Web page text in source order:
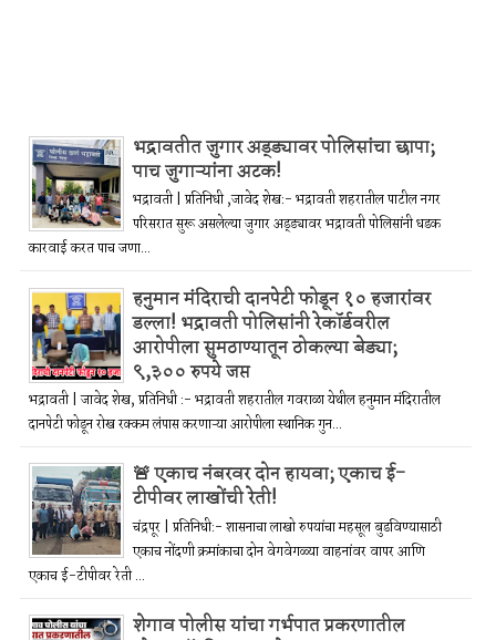
भद्रावतीत जुगार अड्ड्यावर पोलिसांचा छापा;
पाच जुगाऱ्यांना अटक!
भद्रावती | प्रतिनिधी ,जावेद शेख:- भद्रावती शहरातील पाटील नगर
परिसरात सुरू असलेल्या जुगार अड्ड्यावर भद्रावती पोलिसांनी धडक
कारवाई करत पाच जणा...
हनुमान मंदिराची दानपेटी फोडून १० हजारांवर
डल्ला! भद्रावती पोलिसांनी रेकॉर्डवरील
आरोपीला सुमठाण्यातून ठोकल्या बेड्या;
९,३०० रुपये जप्त
भद्रावती | जावेद शेख, प्रतिनिधी :- भद्रावती शहरातील गवराळा येथील हनुमान मंदिरातील
दानपेटी फोडून रोख रक्कम लंपास करणाऱ्या आरोपीला स्थानिक गुन...
🚨 एकाच नंबरवर दोन हायवा; एकाच ई-
टीपीवर लाखोंची रेती!
चंद्रपूर | प्रतिनिधी:- शासनाचा लाखो रुपयांचा महसूल बुडविण्यासाठी
एकाच नोंदणी क्रमांकाचा दोन वेगवेगळ्या वाहनांवर वापर आणि
एकाच ई-टीपीवर रेती ...
शेगाव पोलीस यांचा गर्भपात प्रकरणातील